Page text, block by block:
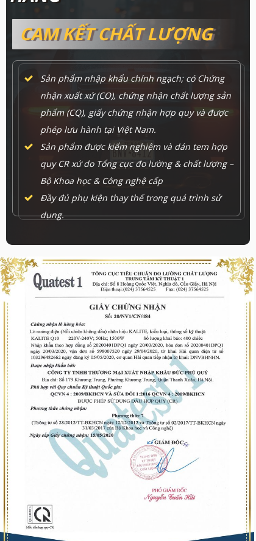
Sản phẩm nhập khẩu chính ngạch; có Chứng
nhận xuất xứ (CO), chứng nhận chất lượng sản
phẩm (CQ), giấy chứng nhận hợp quy và được
phép lưu hành tại Việt Nam.
Sản phẩm được kiểm nghiệm và dán tem hợp
quy CR xứ do Tổng cục đo lường & chất lượng –
Bộ Khoa học & Công nghệ cấp
Đầy đủ phụ kiện thay thế trong quá trình sử
dụng.
CAM KẾT CHẤT LƯỢNG